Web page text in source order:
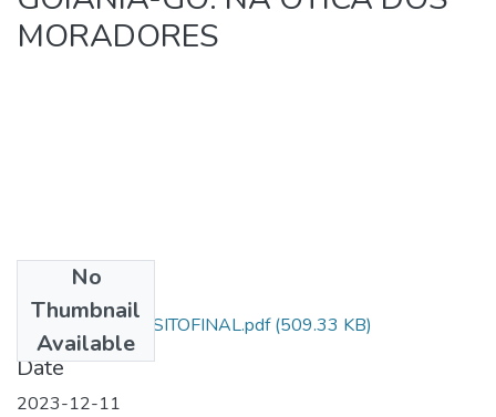
MORADORES
No
Thumbnail
Available
MESSIAS_DEPOSITOFINAL.pdf(509.33 KB)
Date
2023-12-11